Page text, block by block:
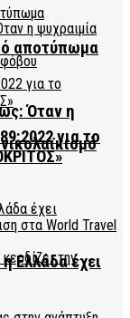
Όταν η
αποτύπωμα
για το
Ελλάδα έχει